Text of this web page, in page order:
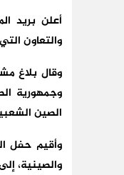
أعلن بريد
والتعاون
وقال بلاغ
وجمهورية
الصين
والصينية،